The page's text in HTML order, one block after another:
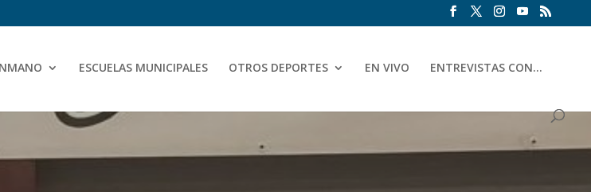
ESCUELAS MUNICIPALES OTROS DEPORTES EN VIVO ENTREVISTAS CON…